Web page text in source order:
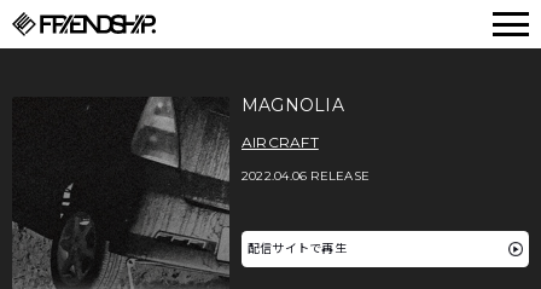
MAGNOLIA
AIRCRAFT
2022.04.06 RELEASE
配信サイトで再生